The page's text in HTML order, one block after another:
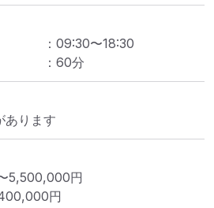
： 09:30〜18:30
： 60分
あります
5,500,000円
円